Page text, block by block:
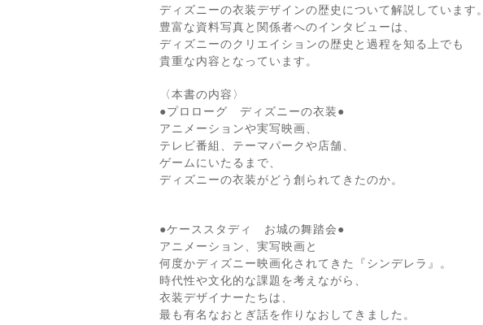
ディズニーの衣装デザインの歴史について解説しています。
豊富な資料写真と関係者へのインタビューは、
ディズニーのクリエイションの歴史と過程を知る上でも
貴重な内容となっています。
〈本書の内容〉
●プロローグ ディズニーの衣装●
アニメーションや実写映画、
テレビ番組、テーマパークや店舗、
ゲームにいたるまで、
ディズニーの衣装がどう創られてきたのか。
●ケーススタディ お城の舞踏会●
アニメーション、実写映画と
何度かディズニー映画化されてきた『シンデレラ』。
時代性や文化的な課題を考えながら、
衣装デザイナーたちは、
最も有名なおとぎ話を作りなおしてきました。